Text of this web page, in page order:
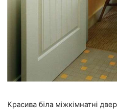
Красива біла міжкімнатні